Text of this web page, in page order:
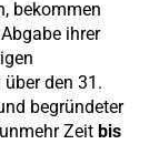
bekommen
ihrer
den 31.
begründeter
Zeit bis